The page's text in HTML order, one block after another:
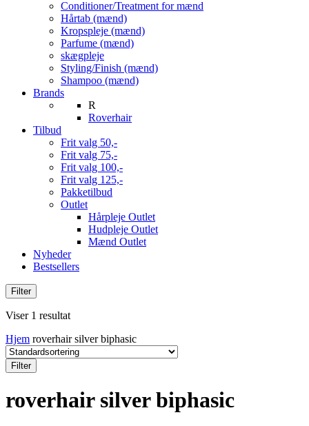
Conditioner/Treatment for mænd
Hårtab (mænd)
Kropspleje (mænd)
Parfume (mænd)
skægpleje
Styling/Finish (mænd)
Shampoo (mænd)
Brands
R
Roverhair
Tilbud
Frit valg 50,-
Frit valg 75,-
Frit valg 100,-
Frit valg 125,-
Pakketilbud
Outlet
Hårpleje Outlet
Hudpleje Outlet
Mænd Outlet
Nyheder
Bestsellers
Filter
Viser 1 resultat
Hjem roverhair silver biphasic
Filter
roverhair silver biphasic